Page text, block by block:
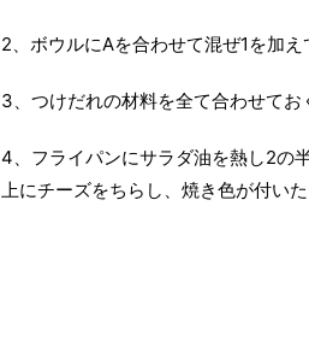
2、ボウルにAを合わせて混ぜ1を加え
3、つけだれの材料を全て合わせてお
4、フライパンにサラダ油を熱し2の
上にチーズをちらし、焼き色が付いた